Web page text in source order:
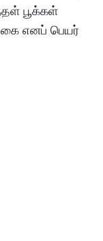
பூக்கள்
எனப் பெயர்